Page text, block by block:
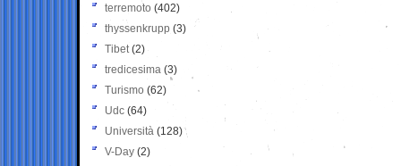
terremoto (402)
thyssenkrupp (3)
Tibet(2)
tredicesima (3)
Turismo (62)
Udc (64)
Università (128)
V-Day (2)